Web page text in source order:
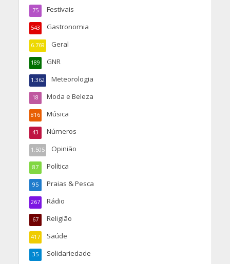
Festivais
75
Gastronomia
543
Geral
6.769
GNR
189
Meteorologia
1.362
Moda e Beleza
18
Música
816
Números
43
Opinião
1.505
Política
87
Praias & Pesca
95
Rádio
267
Religião
67
Saúde
417
Solidariedade
35